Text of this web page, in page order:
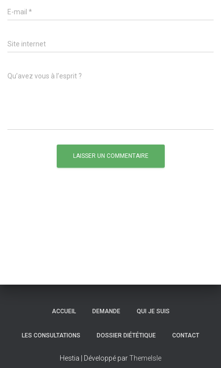
E-mail *
Site internet
Qu’avez vous à l’esprit ?
ACCUEIL DEMANDE QUI JE SUIS
LES CONSULTATIONS DOSSIER DIÉTÉTIQUE CONTACT
Hestia | Développé parThemeIsle